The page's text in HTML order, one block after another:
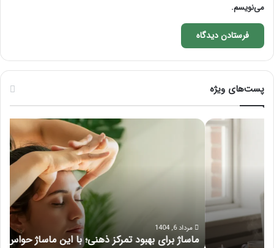
می‌نویسم.
پست‌های ویژه
با
ماساژ
حواس‌جمع
شوید!
مرداد 6, 1404
ماساژ برای بهبود تمرکز ذهنی؛ با این ماساژ حواس‌جمع شوید!
بعد
ژل